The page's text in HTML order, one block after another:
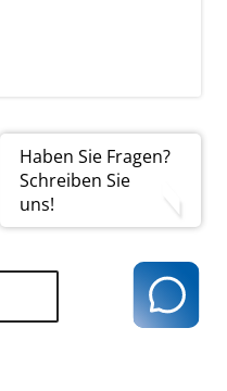
Haben Sie Fragen?
Schreiben Sie
uns!